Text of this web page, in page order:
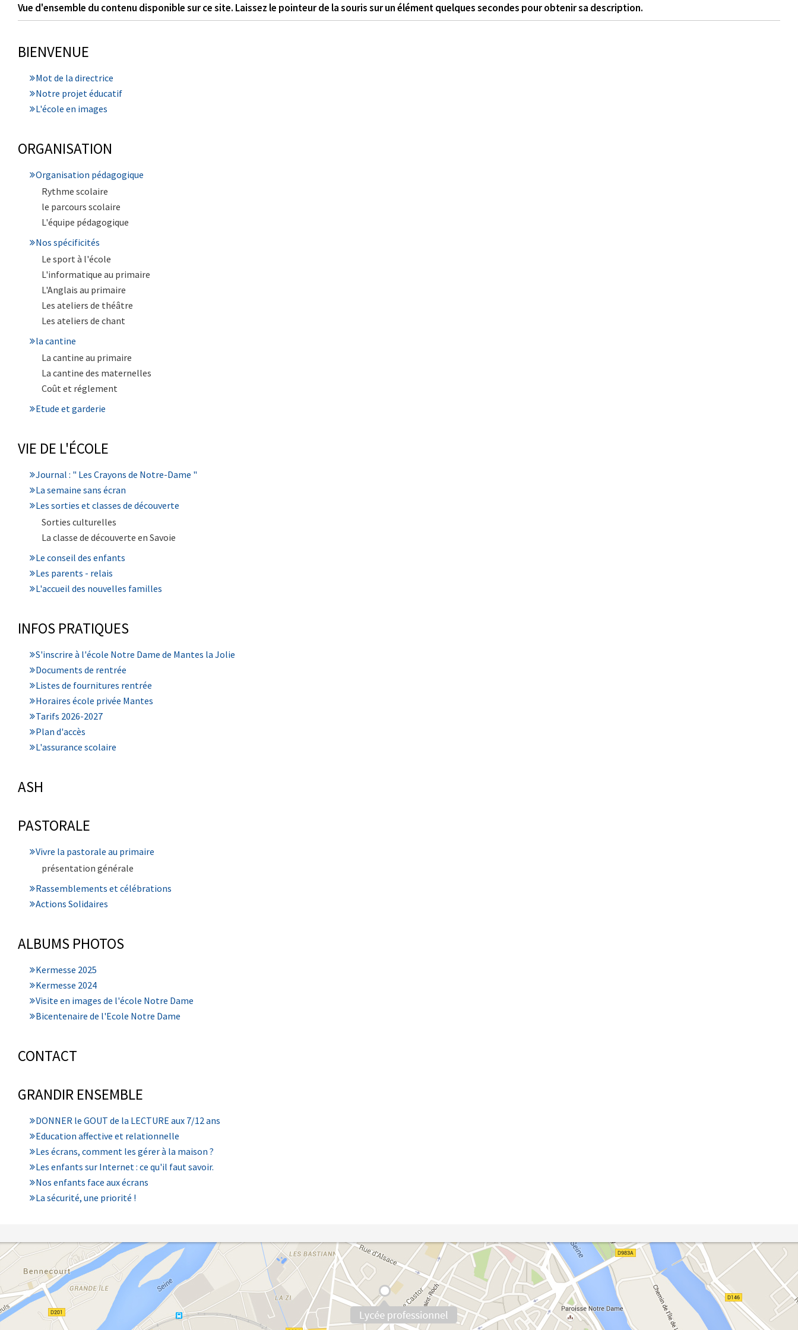
Vue d'ensemble du contenu disponible sur ce site. Laissez le pointeur de la souris sur un élément quelques secondes pour obtenir sa description.
BIENVENUE
Mot de la directrice
Notre projet éducatif
L'école en images
ORGANISATION
Organisation pédagogique
Rythme scolaire
le parcours scolaire
L'équipe pédagogique
Nos spécificités
Le sport à l'école
L'informatique au primaire
L'Anglais au primaire
Les ateliers de théâtre
Les ateliers de chant
la cantine
La cantine au primaire
La cantine des maternelles
Coût et réglement
Etude et garderie
VIE DE L'ÉCOLE
Journal : " Les Crayons de Notre-Dame "
La semaine sans écran
Les sorties et classes de découverte
Sorties culturelles
La classe de découverte en Savoie
Le conseil des enfants
Les parents - relais
L'accueil des nouvelles familles
INFOS PRATIQUES
S'inscrire à l'école Notre Dame de Mantes la Jolie
Documents de rentrée
Listes de fournitures rentrée
Horaires école privée Mantes
Tarifs 2026-2027
Plan d'accès
L'assurance scolaire
ASH
PASTORALE
Vivre la pastorale au primaire
présentation générale
Rassemblements et célébrations
Actions Solidaires
ALBUMS PHOTOS
Kermesse 2025
Kermesse 2024
Visite en images de l'école Notre Dame
Bicentenaire de l'Ecole Notre Dame
CONTACT
GRANDIR ENSEMBLE
DONNER le GOUT de la LECTURE aux 7/12 ans
Education affective et relationnelle
Les écrans, comment les gérer à la maison ?
Les enfants sur Internet : ce qu'il faut savoir.
Nos enfants face aux écrans
La sécurité, une priorité !